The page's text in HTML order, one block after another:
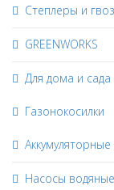
Степлеры и
GREENWORKS
Для дома и сада
Газонокосилки
Насосы водяные